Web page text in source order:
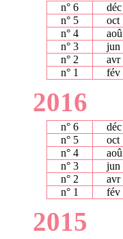
n° 6 déc
n° 5
oct
n° 4
aoû
n° 3
jun
n° 2
avr
n° 1
fév
2016
n° 6 déc
n° 5
oct
n° 4
aoû
n° 3
jun
n° 2
avr
n° 1
fév
2015